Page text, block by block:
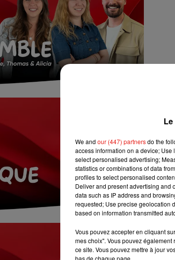
We and our (447) partnersdo the
access information on a device;
select personalised advertising;
statistics or combinations of data
profiles to select personalised
Deliver and present advertising and
data such as IP address and
requested; Use precise geolocation
based on information transmitted
Vous pouvez accepter en cliquant
mes choix". Vous pouvez
ce site. Vous pouvez mettre à jour
bas de chaque page.